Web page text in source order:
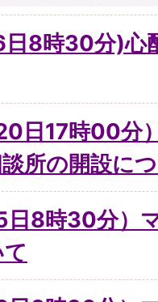
日8時30分)心
20日17時00分
所の開設に
5日8時30分）